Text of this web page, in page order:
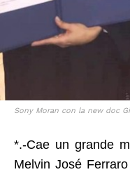
Sony Moran con la new doc
*.-Cae un grande
Melvin José